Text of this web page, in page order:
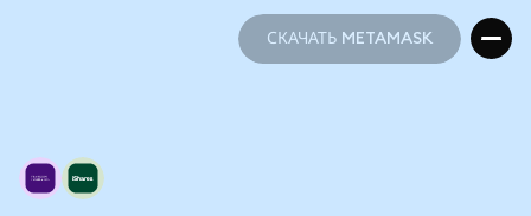
СКАЧАТЬ METAMASK